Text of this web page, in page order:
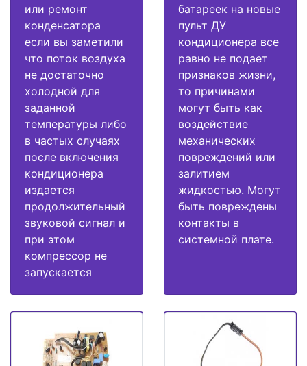
или ремонт
конденсатора
если вы заметили
что поток воздуха
не достаточно
холодной для
заданной
температуры либо
в частых случаях
после включения
кондиционера
издается
продолжительный
звуковой сигнал и
при этом
компрессор не
запускается
батареек на новые
пульт ДУ
кондиционера все
равно не подает
признаков жизни,
то причинами
могут быть как
воздействие
механических
повреждений или
залитием
жидкостью. Могут
быть повреждены
контакты в
системной плате.